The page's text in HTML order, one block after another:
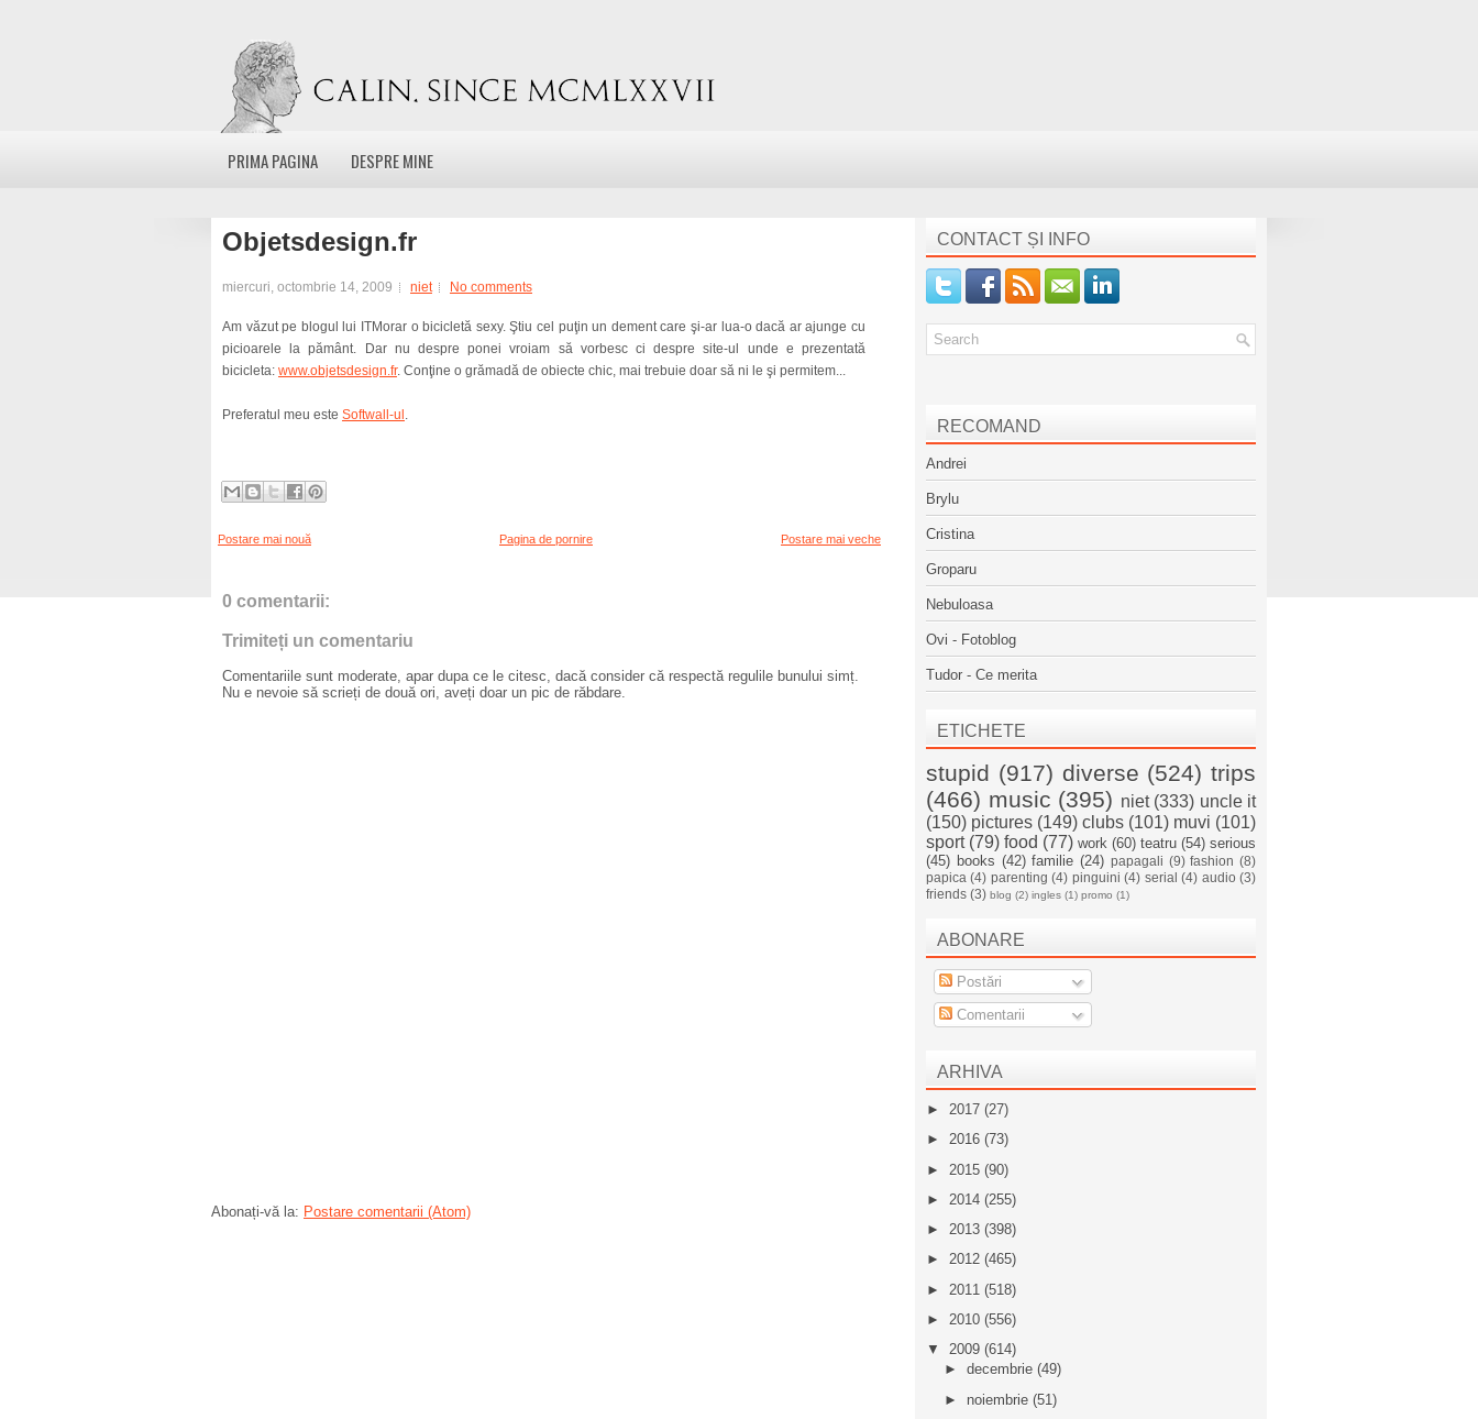
PRIMA PAGINA DESPRE MINE
Objetsdesign.fr
miercuri, octombrie 14, 2009 niet No comments
Am văzut pe blogul lui ITMorar o bicicletă sexy. Ştiu cel puţin un dement care şi-ar lua-o dacă ar ajunge cu
picioarele la pământ. Dar nu despre ponei vroiam să vorbesc ci despre site-ul unde e prezentată
bicicleta: www.objetsdesign.fr. Conţine o grămadă de obiecte chic, mai trebuie doar să ni le şi permitem...
Preferatul meu este Softwall-ul .
Postare mai nouă Postare mai veche
Pagina de pornire
0 comentarii:
Trimiteți un comentariu
Comentariile sunt moderate, apar dupa ce le citesc, dacă consider că respectă regulile bunului simț.
Nu e nevoie să scrieți de două ori, aveți doar un pic de răbdare.
Abonați-vă la: Postare comentarii (Atom)
CONTACT ȘI INFO
RECOMAND
Andrei
Brylu
Cristina
Groparu
Nebuloasa
Ovi - Fotoblog
Tudor - Ce merita
ETICHETE
stupid (917) diverse (524) trips
(466) music (395) niet (333) uncle it
(150) pictures (149) clubs (101) muvi (101)
sport (79) food (77) work (60) teatru (54) serious
(45) books (42) familie (24) papagali (9) fashion (8)
papica (4) parenting (4) pinguini (4) serial (4) audio (3)
friends (3) blog (2) ingles (1) promo (1)
ABONARE
Postări
Comentarii
ARHIVA
► 2017 (27)
► 2016 (73)
► 2015 (90)
► 2014 (255)
► 2013 (398)
► 2012 (465)
► 2011 (518)
► 2010 (556)
▼ 2009 (614)
► decembrie (49)
► noiembrie (51)